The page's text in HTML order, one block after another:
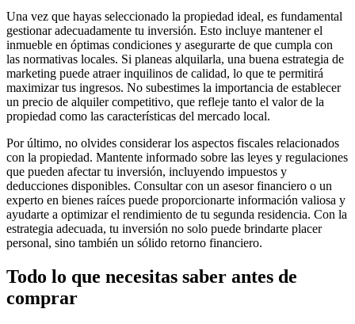
Una vez que hayas seleccionado la propiedad ideal, es fundamental
gestionar adecuadamente tu inversión. Esto incluye mantener el
inmueble en óptimas condiciones y asegurarte de que cumpla con
las normativas locales. Si planeas alquilarla, una buena estrategia de
marketing puede atraer inquilinos de calidad, lo que te permitirá
maximizar tus ingresos. No subestimes la importancia de establecer
un precio de alquiler competitivo, que refleje tanto el valor de la
propiedad como las características del mercado local.
Por último, no olvides considerar los aspectos fiscales relacionados
con la propiedad. Mantente informado sobre las leyes y regulaciones
que pueden afectar tu inversión, incluyendo impuestos y
deducciones disponibles. Consultar con un asesor financiero o un
experto en bienes raíces puede proporcionarte información valiosa y
ayudarte a optimizar el rendimiento de tu segunda residencia. Con la
estrategia adecuada, tu inversión no solo puede brindarte placer
personal, sino también un sólido retorno financiero.
Todo lo que necesitas saber antes de
comprar